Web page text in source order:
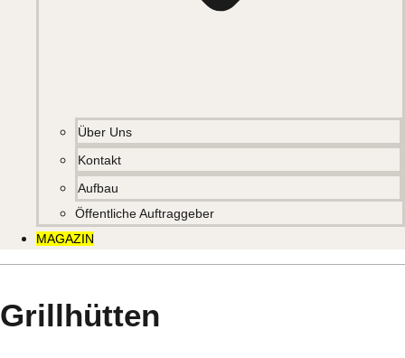
Über Uns
Kontakt
Aufbau
Öffentliche Auftraggeber
MAGAZIN
Grillhütten